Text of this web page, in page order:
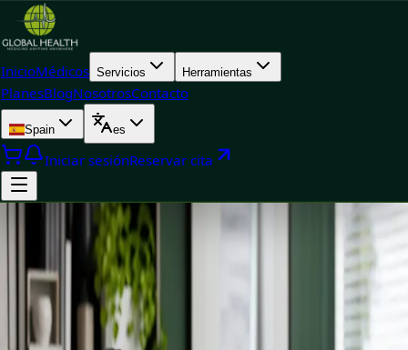
InicioMédicos Servicios Herramientas
PlanesBlogNosotrosContacto
Spain es
Iniciar sesiónReservar cita